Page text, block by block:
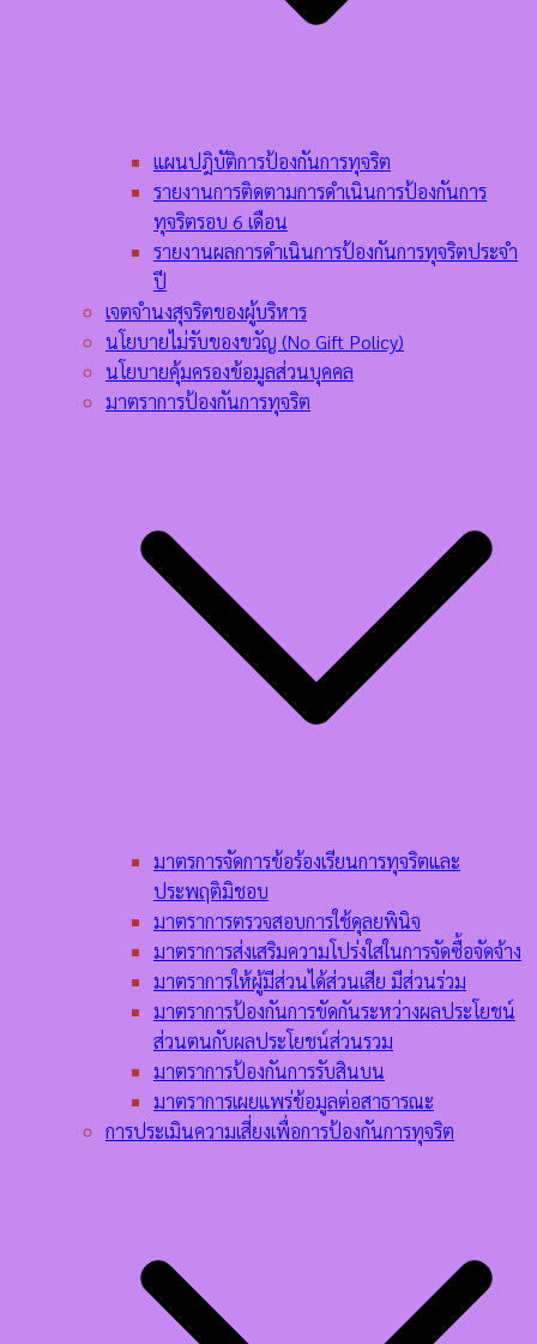
แผนปฎิบัติการป้องกันการทุจริต
รายงานการติดตามการดำเนินการป้องกันการ
ทุจริตรอบ 6 เดือน
รายงานผลการดำเนินการป้องกันการทุจริตประจำ
ปี
เจตจำนงสุจริตของผู้บริหาร
นโยบายไม่รับของขวัญ (No Gift Policy)
นโยบายคุ้มครองข้อมูลส่วนบุคคล
มาตราการป้องกันการทุจริต
มาตรการจัดการข้อร้องเรียนการทุจริตและ
ประพฤติมิชอบ
มาตราการตรวจสอบการใช้ดุลยพินิจ
มาตราการส่งเสริมความโปร่งใสในการจัดซื้อจัดจ้าง
มาตราการให้ผู้มีส่วนได้ส่วนเสีย มีส่วนร่วม
มาตราการป้องกันการขัดกันระหว่างผลประโยชน์
ส่วนตนกับผลประโยชน์ส่วนรวม
มาตราการป้องกันการรับสินบน
มาตราการเผยแพร่ข้อมูลต่อสาธารณะ
การประเมินความเสี่ยงเพื่อการป้องกันการทุจริต